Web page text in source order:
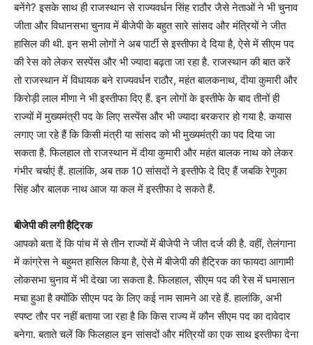
बनेंगे? इसके साथ ही राजस्थान से राज्यवर्धन सिंह राठौर जैसे नेताओं ने भी चुनाव
जीता और विधानसभा चुनाव में बीजेपी के बहुत सारे सांसद और मंत्रियों ने जीत
हासिल की थी. इन सभी लोगों ने अब पार्टी से इस्तीफा दे दिया है, ऐसे में सीएम पद
की रेस को लेकर सस्पेंस और भी ज्यादा बढ़ता जा रहा है. राजस्थान की बात करें
तो राजस्थान में विधायक बने राज्यवर्धन राठौर, महंत बालकनाथ, दीया कुमारी और
किरोड़ी लाल मीणा ने भी इस्तीफा दिए हैं. इन लोगों के इस्तीफे के बाद तीनों ही
राज्यों में मुख्यमंत्री पद के लिए सस्पेंस और भी ज्यादा बरकरार हो गया है. कयास
लगाए जा रहे हैं कि किसी मंत्री या सांसद को भी मुख्यमंत्री का पद दिया जा
सकता है. फिलहाल तो राजस्थान में दीया कुमारी और महंत बालक नाथ को लेकर
गंभीर चर्चाएं हैं. हालांकि, अब तक 10 सांसदों ने इस्तीफे दे दिए हैं जबकि रेणुका
सिंह और बालक नाथ आज या कल में इस्तीफा दे सकते हैं.
बीजेपी की लगी हैट्रिक
आपको बता दें कि पांच में से तीन राज्यों में बीजेपी ने जीत दर्ज की है. वहीं, तेलंगाना
में कांग्रेस ने बहुमत हासिल किया है, ऐसे में बीजेपी की हैट्रिक का फायदा आगामी
लोकसभा चुनाव में भी देखा जा सकता है. फिलहाल, सीएम पद की रेस में घमासान
मचा हुआ है क्योंकि सीएम पद के लिए कई नाम सामने आ रहे हैं. हालांकि, अभी
स्पष्ट तौर पर नहीं बताया जा रहा है कि किस राज्य में कौन सीएम पद का दावेदार
बनेगा. बताते चलें कि फिलहाल इन सांसदों और मंत्रियों का एक साथ इस्तीफा देना